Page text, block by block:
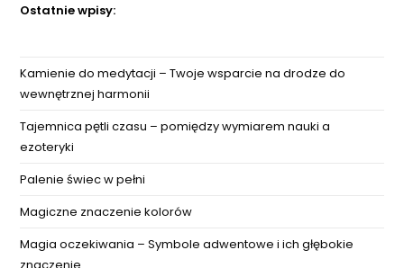
Ostatnie wpisy:
Kamienie do medytacji – Twoje wsparcie na drodze do
wewnętrznej harmonii
Tajemnica pętli czasu – pomiędzy wymiarem nauki a
ezoteryki
Palenie świec w pełni
Magiczne znaczenie kolorów
Magia oczekiwania – Symbole adwentowe i ich głębokie